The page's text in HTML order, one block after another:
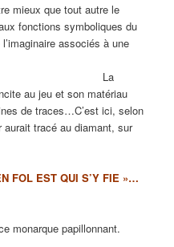
mieux que tout autre le
fonctions symboliques du
associés à une
La
au jeu et son matériau
de traces…C’est ici, selon
tracé au diamant, sur
FOL EST QUI S’Y FIE »…
monarque papillonnant.